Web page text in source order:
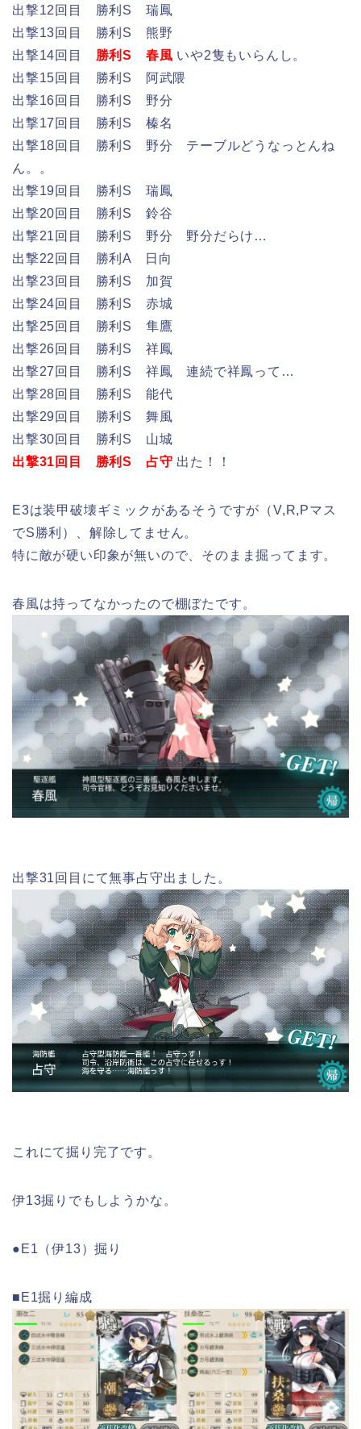
出撃12回目 勝利S 瑞鳳
出撃13回目 勝利S 熊野
出撃14回目 勝利S 春風 いや2隻もいらんし。
出撃15回目 勝利S 阿武隈
出撃16回目 勝利S 野分
出撃17回目 勝利S 榛名
出撃18回目 勝利S 野分 テーブルどうなっとんね
ん。。
出撃19回目 勝利S 瑞鳳
出撃20回目 勝利S 鈴谷
出撃21回目 勝利S 野分 野分だらけ…
出撃22回目 勝利A 日向
出撃23回目 勝利S 加賀
出撃24回目 勝利S 赤城
出撃25回目 勝利S 隼鷹
出撃26回目 勝利S 祥鳳
出撃27回目 勝利S 祥鳳 連続で祥鳳って…
出撃28回目 勝利S 能代
出撃29回目 勝利S 舞風
出撃30回目 勝利S 山城
出撃31回目 勝利S 占守 出た！！
E3は装甲破壊ギミックがあるそうですが（V,R,Pマス
でS勝利）、解除してません。
特に敵が硬い印象が無いので、そのまま掘ってます。
春風は持ってなかったので棚ぼたです。
出撃31回目にて無事占守出ました。
これにて掘り完了です。
伊13掘りでもしようかな。
●E1（伊13）掘り
■E1掘り編成